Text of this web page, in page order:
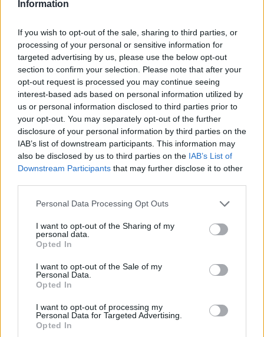
Information
If you wish to opt-out of the sale, sharing to third parties, or
processing of your personal or sensitive information for
targeted advertising by us, please use the below opt-out
section to confirm your selection. Please note that after your
opt-out request is processed you may continue seeing
interest-based ads based on personal information utilized by
us or personal information disclosed to third parties prior to
your opt-out. You may separately opt-out of the further
disclosure of your personal information by third parties on the
IAB’s list of downstream participants. This information may
also be disclosed by us to third parties on the IAB’s List of
Downstream Participants that may further disclose it to other
Personal Data Processing Opt Outs
I want to opt-out of the Sharing of my
personal data.
Opted In
I want to opt-out of the Sale of my
Personal Data.
Opted In
I want to opt-out of processing my
Personal Data for Targeted Advertising.
Opted In
Ha en fin tisdag:)
0 Svara
jennysmatblogg Författare
Reply to Anne
Tror den heter Harper.
Älskar den !
0 Svara
onödigt mycket mätande. Annars ser det gott ut.